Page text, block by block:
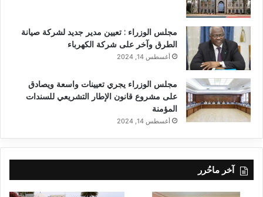
مجلس الوزراء : تعيين مدير جديد لشركة صيانة
الطرق وآخر على شركة الكهرباء
أغسطس 14, 2024
مجلس الوزراء يجري تعيينات واسعة ويصادق
على مشروع قانون الإطار التشريعي للسندات
المؤمنة
أغسطس 14, 2024
آخر ماحُرر